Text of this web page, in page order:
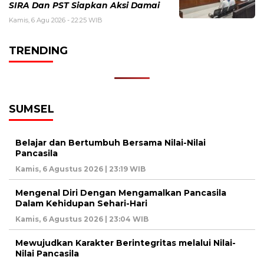
SIRA Dan PST Siapkan Aksi Damai
Kamis, 6 Agu 2026 - 22:25 WIB
TRENDING
SUMSEL
Belajar dan Bertumbuh Bersama Nilai-Nilai
Pancasila
Kamis, 6 Agustus 2026 | 23:19 WIB
Mengenal Diri Dengan Mengamalkan Pancasila
Dalam Kehidupan Sehari-Hari
Kamis, 6 Agustus 2026 | 23:04 WIB
Mewujudkan Karakter Berintegritas melalui Nilai-
Nilai Pancasila